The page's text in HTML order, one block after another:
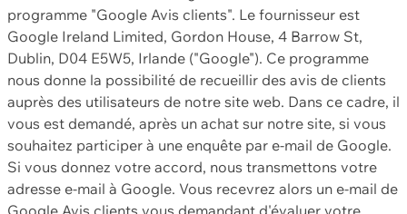
programme "Google Avis clients". Le fournisseur est
Google Ireland Limited, Gordon House, 4 Barrow St,
Dublin, D04 E5W5, Irlande ("Google"). Ce programme
nous donne la possibilité de recueillir des avis de clients
auprès des utilisateurs de notre site web. Dans ce cadre, il
vous est demandé, après un achat sur notre site, si vous
souhaitez participer à une enquête par e-mail de Google.
Si vous donnez votre accord, nous transmettons votre
adresse e-mail à Google. Vous recevrez alors un e-mail de